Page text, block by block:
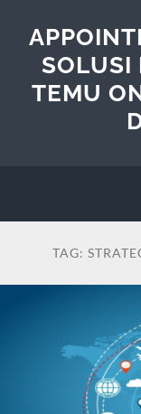
SOLUSI
TEMU
TAG: